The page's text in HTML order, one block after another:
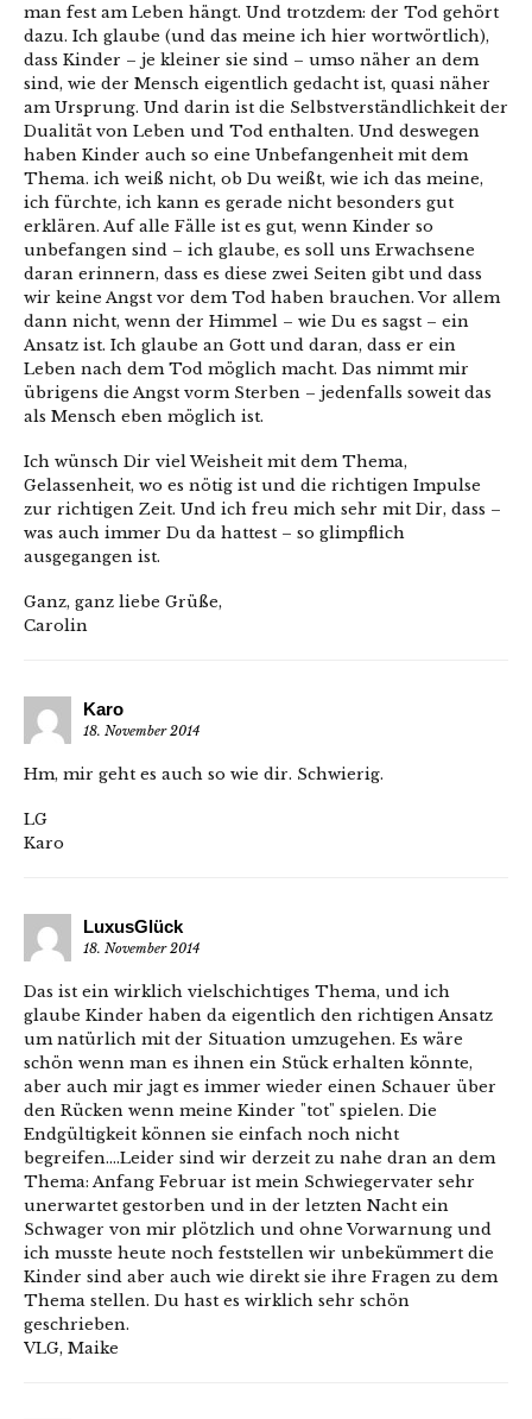
man fest am Leben hängt. Und trotzdem: der Tod gehört
dazu. Ich glaube (und das meine ich hier wortwörtlich),
dass Kinder – je kleiner sie sind – umso näher an dem
sind, wie der Mensch eigentlich gedacht ist, quasi näher
am Ursprung. Und darin ist die Selbstverständlichkeit der
Dualität von Leben und Tod enthalten. Und deswegen
haben Kinder auch so eine Unbefangenheit mit dem
Thema. ich weiß nicht, ob Du weißt, wie ich das meine,
ich fürchte, ich kann es gerade nicht besonders gut
erklären. Auf alle Fälle ist es gut, wenn Kinder so
unbefangen sind – ich glaube, es soll uns Erwachsene
daran erinnern, dass es diese zwei Seiten gibt und dass
wir keine Angst vor dem Tod haben brauchen. Vor allem
dann nicht, wenn der Himmel – wie Du es sagst – ein
Ansatz ist. Ich glaube an Gott und daran, dass er ein
Leben nach dem Tod möglich macht. Das nimmt mir
übrigens die Angst vorm Sterben – jedenfalls soweit das
als Mensch eben möglich ist.
Ich wünsch Dir viel Weisheit mit dem Thema,
Gelassenheit, wo es nötig ist und die richtigen Impulse
zur richtigen Zeit. Und ich freu mich sehr mit Dir, dass –
was auch immer Du da hattest – so glimpflich
ausgegangen ist.
Ganz, ganz liebe Grüße,
Carolin
Karo
18. November 2014
Hm, mir geht es auch so wie dir. Schwierig.
LG
Karo
LuxusGlück
18. November 2014
Das ist ein wirklich vielschichtiges Thema, und ich
glaube Kinder haben da eigentlich den richtigen Ansatz
um natürlich mit der Situation umzugehen. Es wäre
schön wenn man es ihnen ein Stück erhalten könnte,
aber auch mir jagt es immer wieder einen Schauer über
den Rücken wenn meine Kinder "tot" spielen. Die
Endgültigkeit können sie einfach noch nicht
begreifen….Leider sind wir derzeit zu nahe dran an dem
Thema: Anfang Februar ist mein Schwiegervater sehr
unerwartet gestorben und in der letzten Nacht ein
Schwager von mir plötzlich und ohne Vorwarnung und
ich musste heute noch feststellen wir unbekümmert die
Kinder sind aber auch wie direkt sie ihre Fragen zu dem
Thema stellen. Du hast es wirklich sehr schön
geschrieben.
VLG, Maike